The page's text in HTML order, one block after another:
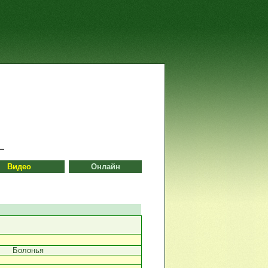
Видео Онлайн
Болонья